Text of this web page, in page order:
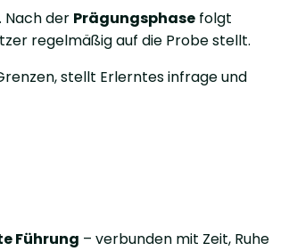
Nach der Prägungsphase folgt
regelmäßig auf die Probe stellt.
stellt Erlerntes infrage und
Führung – verbunden mit Zeit, Ruhe